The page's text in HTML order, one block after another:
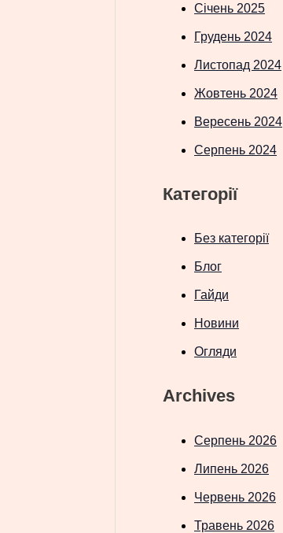
Січень 2025
Грудень 2024
Листопад 2024
Жовтень 2024
Вересень 2024
Серпень 2024
Категорії
Без категорії
Блог
Гайди
Новини
Огляди
Archives
Серпень 2026
Липень 2026
Червень 2026
Травень 2026